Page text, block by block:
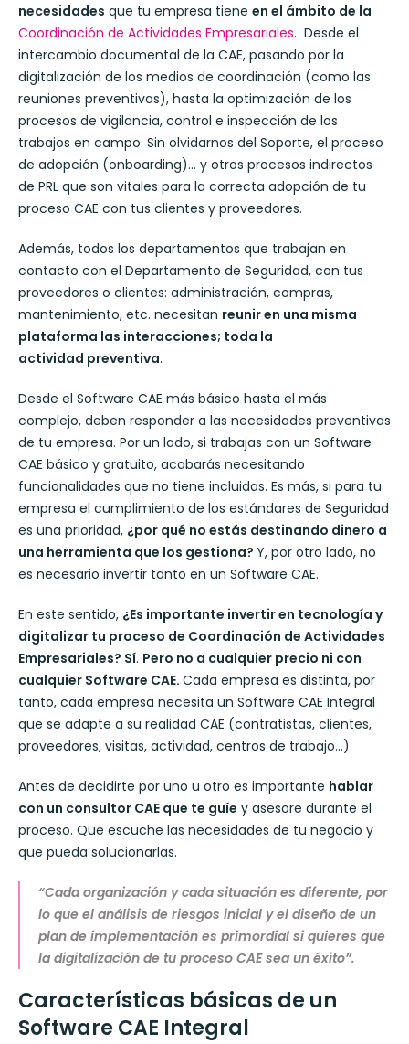
necesidades que tu empresa tiene en el ámbito de la
Coordinación de Actividades Empresariales. Desde el
intercambio documental de la CAE, pasando por la
digitalización de los medios de coordinación (como las
reuniones preventivas), hasta la optimización de los
procesos de vigilancia, control e inspección de los
trabajos en campo. Sin olvidarnos del Soporte, el proceso
de adopción (onboarding)… y otros procesos indirectos
de PRL que son vitales para la correcta adopción de tu
proceso CAE con tus clientes y proveedores.
Además, todos los departamentos que trabajan en
contacto con el Departamento de Seguridad, con tus
proveedores o clientes: administración, compras,
mantenimiento, etc. necesitan reunir en una misma
plataforma las interacciones; toda la
actividad preventiva.
Desde el Software CAE más básico hasta el más
complejo, deben responder a las necesidades preventivas
de tu empresa. Por un lado, si trabajas con un Software
CAE básico y gratuito, acabarás necesitando
funcionalidades que no tiene incluidas. Es más, si para tu
empresa el cumplimiento de los estándares de Seguridad
es una prioridad, ¿por qué no estás destinando dinero a
una herramienta que los gestiona? Y, por otro lado, no
es necesario invertir tanto en un Software CAE.
En este sentido, ¿Es importante invertir en tecnología y
digitalizar tu proceso de Coordinación de Actividades
Empresariales? Sí. Pero no a cualquier precio ni con
cualquier Software CAE. Cada empresa es distinta, por
tanto, cada empresa necesita un Software CAE Integral
que se adapte a su realidad CAE (contratistas, clientes,
proveedores, visitas, actividad, centros de trabajo…).
Antes de decidirte por uno u otro es importante hablar
con un consultor CAE que te guíe y asesore durante el
proceso. Que escuche las necesidades de tu negocio y
que pueda solucionarlas.
“Cada organización y cada situación es diferente, por
lo que el análisis de riesgos inicial y el diseño de un
plan de implementación es primordial si quieres que
la digitalización de tu proceso CAE sea un éxito”.
Características básicas de un
Software CAE Integral